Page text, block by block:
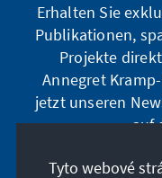
Erhalten Sie
Publikationen,
Projekte
Annegret
jetzt unseren
auf
Tyto webové